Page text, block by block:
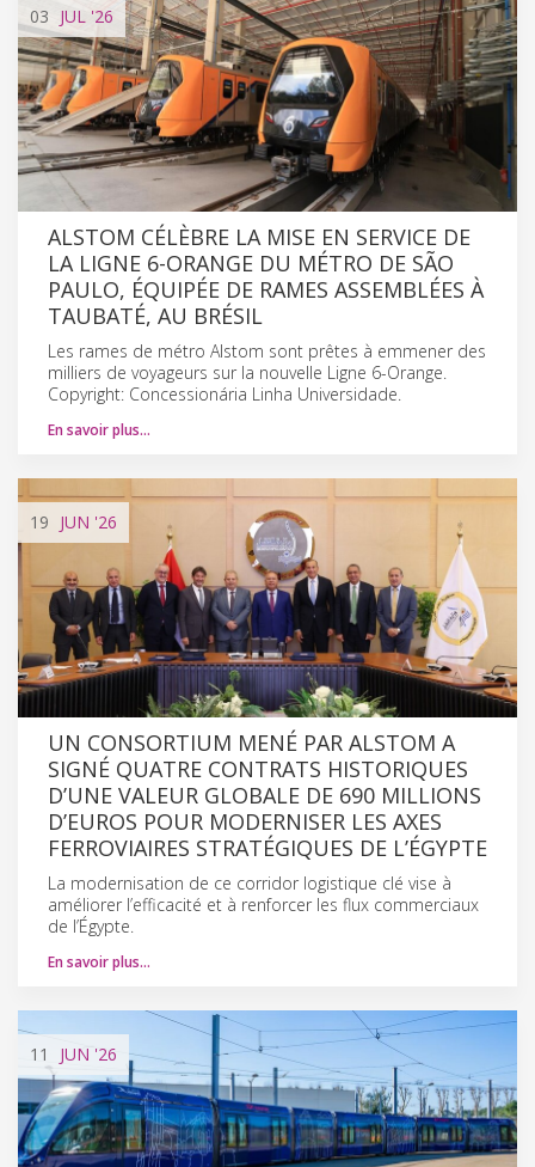
03 JUL '26
ALSTOM CÉLÈBRE LA MISE EN SERVICE DE
LA LIGNE 6-ORANGE DU MÉTRO DE SÃO
PAULO, ÉQUIPÉE DE RAMES ASSEMBLÉES À
TAUBATÉ, AU BRÉSIL
Les rames de métro Alstom sont prêtes à emmener des
milliers de voyageurs sur la nouvelle Ligne 6-Orange.
Copyright: Concessionária Linha Universidade.
En savoir plus…
19 JUN '26
UN CONSORTIUM MENÉ PAR ALSTOM A
SIGNÉ QUATRE CONTRATS HISTORIQUES
D’UNE VALEUR GLOBALE DE 690 MILLIONS
D’EUROS POUR MODERNISER LES AXES
FERROVIAIRES STRATÉGIQUES DE L’ÉGYPTE
La modernisation de ce corridor logistique clé vise à
améliorer l’efficacité et à renforcer les flux commerciaux
de l’Égypte.
En savoir plus…
11 JUN '26